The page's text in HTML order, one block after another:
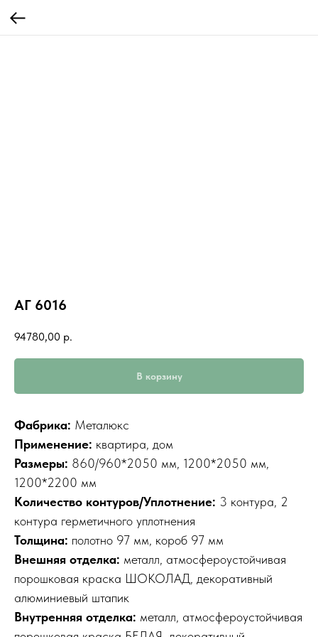
АГ 6016
94780,00 р.
В корзину
Фабрика: Металюкс
Применение: квартира, дом
Размеры: 860/960*2050 мм, 1200*2050 мм,
1200*2200 мм
Количество контуров/Уплотнение: 3 контура, 2
контура герметичного уплотнения
Толщина: полотно 97 мм, короб 97 мм
Внешняя отделка: металл, атмосфероустойчивая
порошковая краска ШОКОЛАД, декоративный
алюминиевый штапик
Внутренняя отделка: металл, атмосфероустойчивая